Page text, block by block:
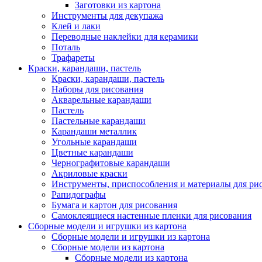
Заготовки из картона
Инструменты для декупажа
Клей и лаки
Переводные наклейки для керамики
Поталь
Трафареты
Краски, карандаши, пастель
Краски, карандаши, пастель
Наборы для рисования
Акварельные карандаши
Пастель
Пастельные карандаши
Карандаши металлик
Угольные карандаши
Цветные карандаши
Чернографитовые карандаши
Акриловые краски
Инструменты, приспособления и материалы для
Рапидографы
Бумага и картон для рисования
Самоклеящиеся настенные пленки для рисования
Сборные модели и игрушки из картона
Сборные модели и игрушки из картона
Сборные модели из картона
Сборные модели из картона